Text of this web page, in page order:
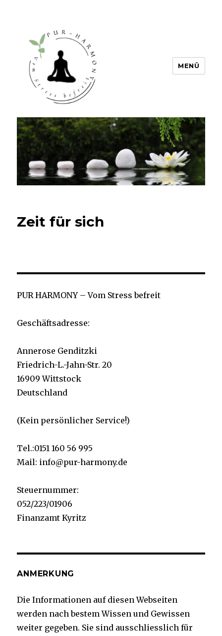
PUR HARMONY – Vom Stress
befreit
MENÜ
Zeit für sich
PUR HARMONY – Vom Stress befreit
Geschäftsadresse:
Annerose Genditzki
Friedrich-L.-Jahn-Str. 20
16909 Wittstock
Deutschland
(Kein persönlicher Service!)
Tel.:0151 160 56 995
Mail: info@pur-harmony.de
Steuernummer:
052/223/01906
Finanzamt Kyritz
ANMERKUNG
Die Informationen auf diesen Webseiten
werden nach bestem Wissen und Gewissen
weiter gegeben. Sie sind ausschliesslich für